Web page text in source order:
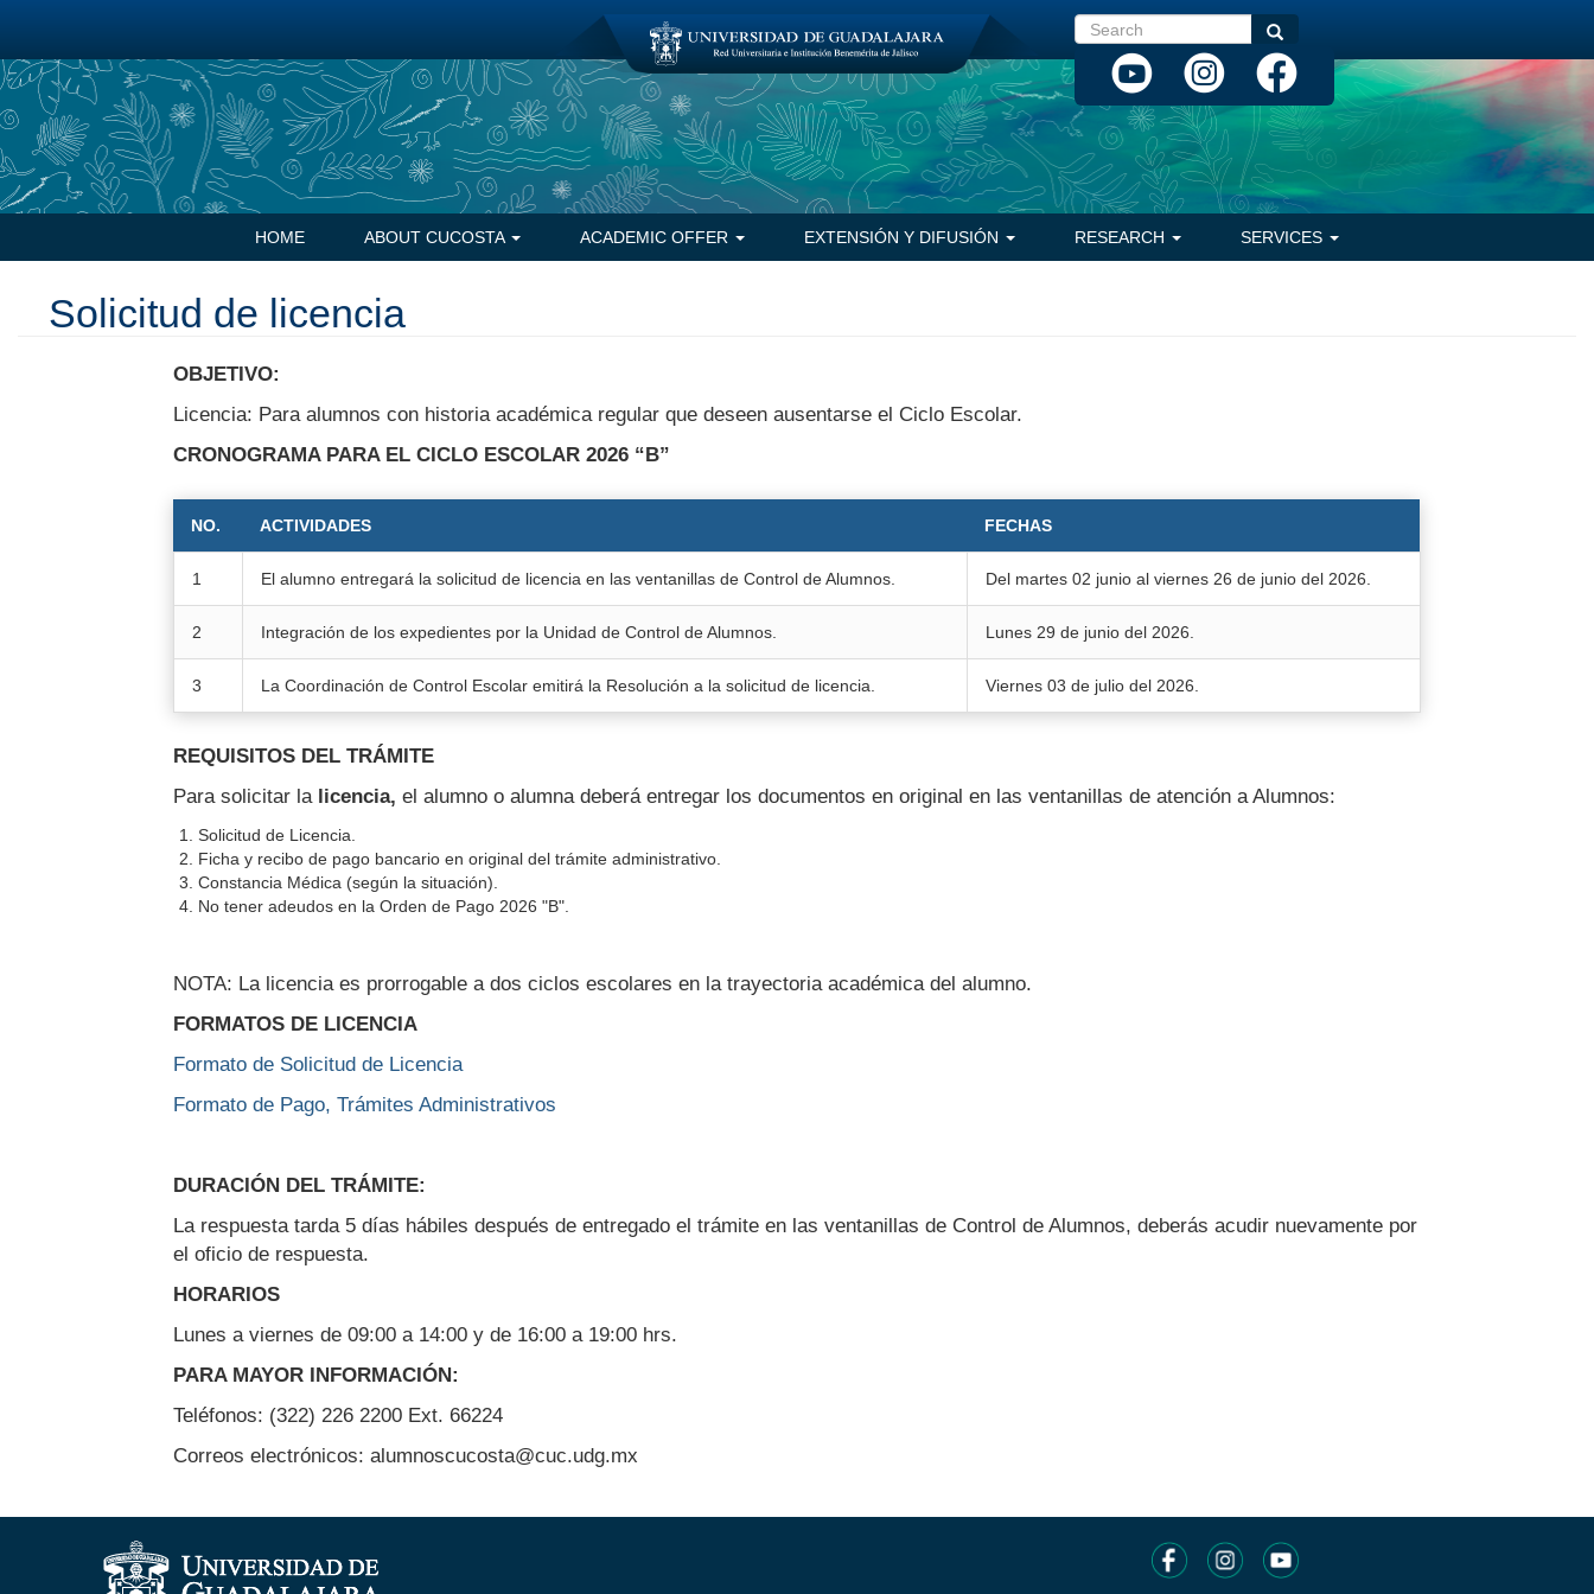
main
content
Search Search
Navegación
principal
HOME ABOUT CUCOSTA ACADEMIC OFFER EXTENSIÓN Y DIFUSIÓN RESEARCH SERVICES
Solicitud de licencia
OBJETIVO:
Licencia: Para alumnos con historia académica regular que deseen ausentarse el Ciclo Escolar.
CRONOGRAMA PARA EL CICLO ESCOLAR 2026 “B”
NO. ACTIVIDADES FECHAS
1 El alumno entregará la solicitud de licencia en las ventanillas de Control de Alumnos. Del martes 02 junio al viernes 26 de junio del 2026.
2 Integración de los expedientes por la Unidad de Control de Alumnos. Lunes 29 de junio del 2026.
3 La Coordinación de Control Escolar emitirá la Resolución a la solicitud de licencia. Viernes 03 de julio del 2026.
REQUISITOS DEL TRÁMITE
Para solicitar la licencia, el alumno o alumna deberá entregar los documentos en original en las ventanillas de atención a Alumnos:
Solicitud de Licencia.
Ficha y recibo de pago bancario en original del trámite administrativo.
Constancia Médica (según la situación).
No tener adeudos en la Orden de Pago 2026 "B".
NOTA: La licencia es prorrogable a dos ciclos escolares en la trayectoria académica del alumno.
FORMATOS DE LICENCIA
Formato de Solicitud de Licencia
Formato de Pago, Trámites Administrativos
DURACIÓN DEL TRÁMITE:
La respuesta tarda 5 días hábiles después de entregado el trámite en las ventanillas de Control de Alumnos, deberás acudir nuevamente por
el oficio de respuesta.
HORARIOS
Lunes a viernes de 09:00 a 14:00 y de 16:00 a 19:00 hrs.
PARA MAYOR INFORMACIÓN:
Teléfonos: (322) 226 2200 Ext. 66224
Correos electrónicos: alumnoscucosta@cuc.udg.mx